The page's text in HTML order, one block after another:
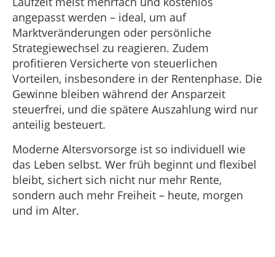
angepasst werden – ideal, um auf
Marktveränderungen oder persönliche
Strategiewechsel zu reagieren. Zudem
profitieren Versicherte von steuerlichen
Vorteilen, insbesondere in der Rentenphase. Die
Gewinne bleiben während der Ansparzeit
steuerfrei, und die spätere Auszahlung wird nur
anteilig besteuert.
Moderne Altersvorsorge ist so individuell wie
das Leben selbst. Wer früh beginnt und flexibel
bleibt, sichert sich nicht nur mehr Rente,
sondern auch mehr Freiheit – heute, morgen
und im Alter.